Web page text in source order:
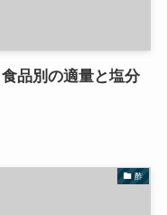
品別の適量と塩分
酢